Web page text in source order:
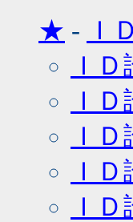
★ - Ｉ
Ｉ
Ｉ
Ｉ
Ｉ
Ｉ